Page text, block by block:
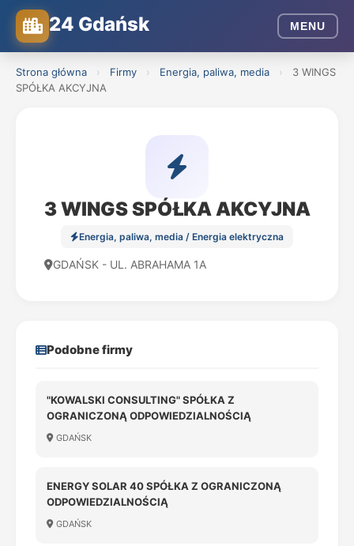
24 Gdańsk MENU
Strona główna › Firmy › Energia, paliwa, media ›
3 WINGS
SPÓŁKA AKCYJNA
3 WINGS SPÓŁKA AKCYJNA
Energia, paliwa, media / Energia elektryczna
GDAŃSK - UL. ABRAHAMA 1A
Podobne firmy
"KOWALSKI CONSULTING" SPÓŁKA Z
OGRANICZONĄ ODPOWIEDZIALNOŚCIĄ
GDAŃSK
ENERGY SOLAR 40 SPÓŁKA Z OGRANICZONĄ
ODPOWIEDZIALNOŚCIĄ
GDAŃSK